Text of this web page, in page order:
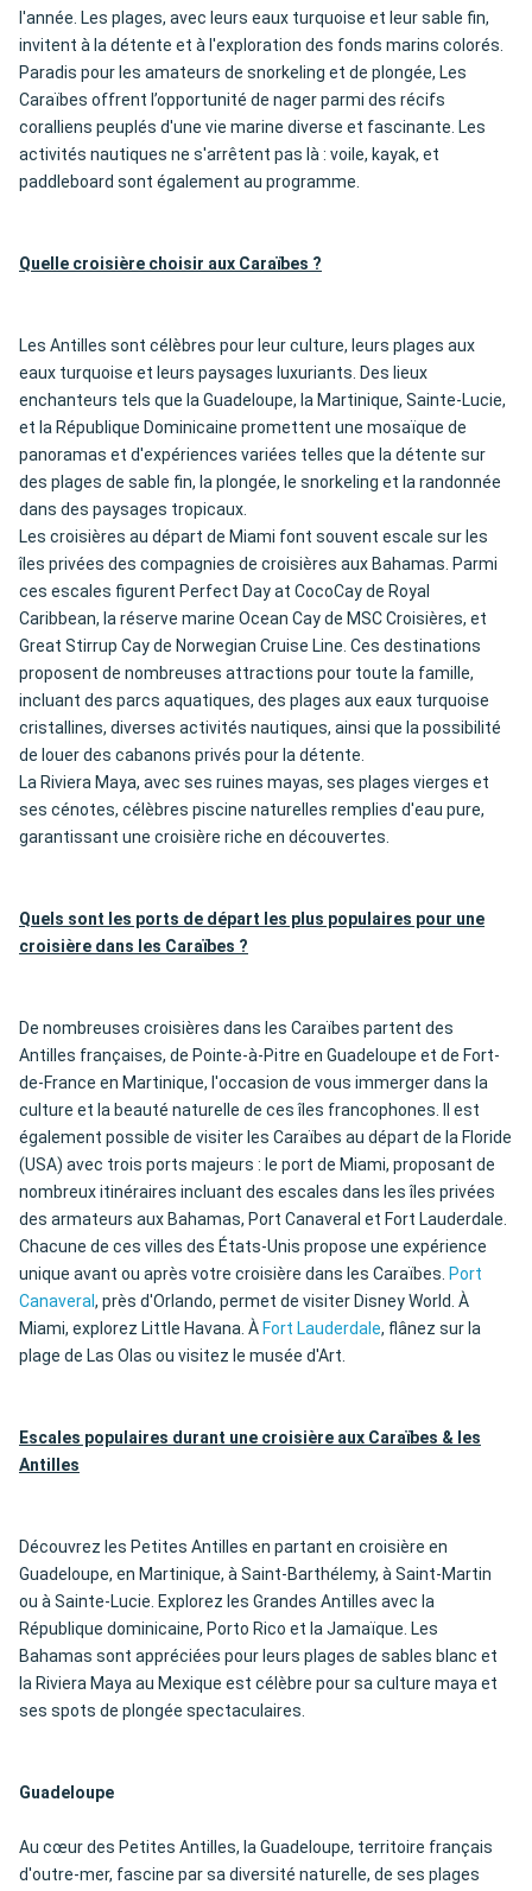
l'année. Les plages, avec leurs eaux turquoise et leur sable fin,
invitent à la détente et à l'exploration des fonds marins colorés.
Paradis pour les amateurs de snorkeling et de plongée, Les
Caraïbes offrent l’opportunité de nager parmi des récifs
coralliens peuplés d'une vie marine diverse et fascinante. Les
activités nautiques ne s'arrêtent pas là : voile, kayak, et
paddleboard sont également au programme.
Quelle croisière choisir aux Caraïbes ?
Les Antilles sont célèbres pour leur culture, leurs plages aux
eaux turquoise et leurs paysages luxuriants. Des lieux
enchanteurs tels que la Guadeloupe, la Martinique, Sainte-Lucie,
et la République Dominicaine promettent une mosaïque de
panoramas et d'expériences variées telles que la détente sur
des plages de sable fin, la plongée, le snorkeling et la randonnée
dans des paysages tropicaux.
Les croisières au départ de Miami font souvent escale sur les
îles privées des compagnies de croisières aux Bahamas. Parmi
ces escales figurent Perfect Day at CocoCay de Royal
Caribbean, la réserve marine Ocean Cay de MSC Croisières, et
Great Stirrup Cay de Norwegian Cruise Line. Ces destinations
proposent de nombreuses attractions pour toute la famille,
incluant des parcs aquatiques, des plages aux eaux turquoise
cristallines, diverses activités nautiques, ainsi que la possibilité
de louer des cabanons privés pour la détente.
La Riviera Maya, avec ses ruines mayas, ses plages vierges et
ses cénotes, célèbres piscine naturelles remplies d'eau pure,
garantissant une croisière riche en découvertes.
Quels sont les ports de départ les plus populaires pour une
croisière dans les Caraïbes ?
De nombreuses croisières dans les Caraïbes partent des
Antilles françaises, de Pointe-à-Pitre en Guadeloupe et de Fort-
de-France en Martinique, l'occasion de vous immerger dans la
culture et la beauté naturelle de ces îles francophones. Il est
également possible de visiter les Caraïbes au départ de la Floride
(USA) avec trois ports majeurs : le port de Miami, proposant de
nombreux itinéraires incluant des escales dans les îles privées
des armateurs aux Bahamas, Port Canaveral et Fort Lauderdale.
Chacune de ces villes des États-Unis propose une expérience
unique avant ou après votre croisière dans les Caraïbes. Port
Canaveral, près d'Orlando, permet de visiter Disney World. À
Miami, explorez Little Havana. À Fort Lauderdale, flânez sur la
plage de Las Olas ou visitez le musée d'Art.
Escales populaires durant une croisière aux Caraïbes & les
Antilles
Découvrez les Petites Antilles en partant en croisière en
Guadeloupe, en Martinique, à Saint-Barthélemy, à Saint-Martin
ou à Sainte-Lucie. Explorez les Grandes Antilles avec la
République dominicaine, Porto Rico et la Jamaïque. Les
Bahamas sont appréciées pour leurs plages de sables blanc et
la Riviera Maya au Mexique est célèbre pour sa culture maya et
ses spots de plongée spectaculaires.
Guadeloupe
Au cœur des Petites Antilles, la Guadeloupe, territoire français
d'outre-mer, fascine par sa diversité naturelle, de ses plages